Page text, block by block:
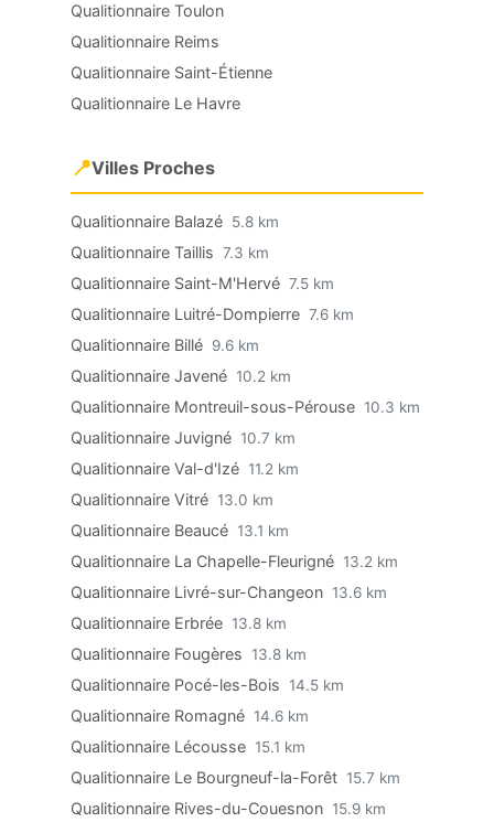
Qualitionnaire Toulon
Qualitionnaire Reims
Qualitionnaire Saint-Étienne
Qualitionnaire Le Havre
📍Villes Proches
Qualitionnaire Balazé 5.8 km
Qualitionnaire Taillis 7.3 km
Qualitionnaire Saint-M'Hervé 7.5 km
Qualitionnaire Luitré-Dompierre 7.6 km
Qualitionnaire Billé 9.6 km
Qualitionnaire Javené 10.2 km
Qualitionnaire Montreuil-sous-Pérouse 10.3 km
Qualitionnaire Juvigné 10.7 km
Qualitionnaire Val-d'Izé 11.2 km
Qualitionnaire Vitré 13.0 km
Qualitionnaire Beaucé 13.1 km
Qualitionnaire La Chapelle-Fleurigné 13.2 km
Qualitionnaire Livré-sur-Changeon 13.6 km
Qualitionnaire Erbrée 13.8 km
Qualitionnaire Fougères 13.8 km
Qualitionnaire Pocé-les-Bois 14.5 km
Qualitionnaire Romagné 14.6 km
Qualitionnaire Lécousse 15.1 km
Qualitionnaire Le Bourgneuf-la-Forêt 15.7 km
Qualitionnaire Rives-du-Couesnon 15.9 km